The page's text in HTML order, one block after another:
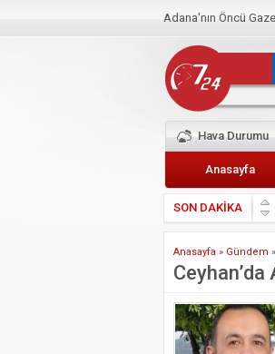
Adana'nın Öncü
Hava Durumu
Anasayfa
SON DAKİKA
Anasayfa » Gündem »